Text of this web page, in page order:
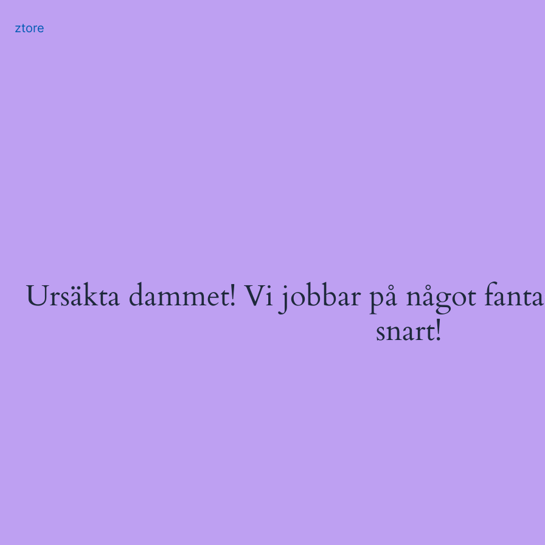
ztore
Ursäkta dammet! Vi jobbar på något
snart!